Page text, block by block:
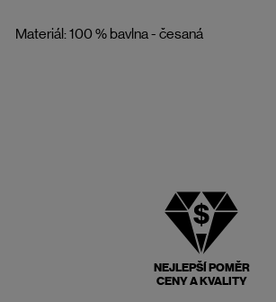
Materiál: 100 % bavlna - česaná
NEJLEPŠÍ POMĚR
CENY A KVALITY